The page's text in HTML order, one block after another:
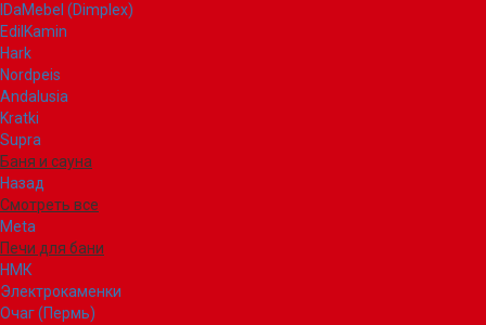
IDaMebel (Dimplex)
EdilKamin
Hark
Nordpeis
Andalusia
Kratki
Supra
Баня и сауна
Назад
Смотреть все
Meta
Печи для бани
НМК
Электрокаменки
Очаг (Пермь)